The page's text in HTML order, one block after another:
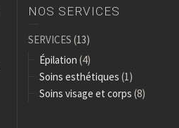
NOS SERVICES
SERVICES (13)
Épilation (4)
Soins esthétiques (1)
Soins visage et corps (8)